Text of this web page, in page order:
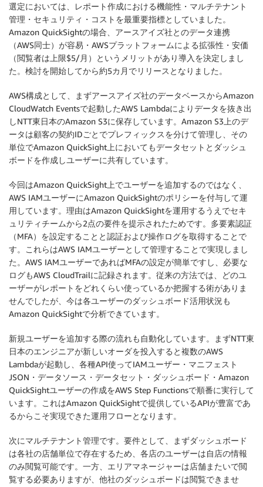
選定においては、レポート作成における機能性・マルチテナント
管理・セキュリティ・コストを最重要指標としていました。
Amazon QuickSightの場合、アースアイズ社とのデータ連携
（AWS同士）が容易・AWSプラットフォームによる拡張性・安価
（閲覧者は上限$5/月）というメリットがあり導入を決定しまし
た。検討を開始してから約5カ月でリリースとなりました。
AWS構成として、まずアースアイズ社のデータベースからAmazon
CloudWatch Eventsで起動したAWS Lambdaによりデータを抜き出
しNTT東日本のAmazon S3に保存しています。Amazon S3上のデ
ータは顧客の契約IDごとでプレフィックスを分けて管理し、その
単位でAmazon QuickSight上においてもデータセットとダッシュ
ボードを作成しユーザーに共有しています。
今回はAmazon QuickSight上でユーザーを追加するのではなく、
AWS IAMユーザーにAmazon QuickSightのポリシーを付与して運
用しています。理由はAmazon QuickSightを運用するうえでセキ
ュリティチームから2点の要件を提示されたためです。多要素認証
（MFA）を設定することと認証および操作ログを取得することで
す。これらはAWS IAMユーザーとして管理することで実現しまし
た。AWS IAMユーザーであればMFAの設定が簡単ですし、必要な
ログもAWS CloudTrailに記録されます。従来の方法では、どのユ
ーザーがレポートをどれくらい使っているか把握する術がありま
せんでしたが、今は各ユーザーのダッシュボード活用状況も
Amazon QuickSightで分析できています。
新規ユーザーを追加する際の流れも自動化しています。まずNTT東
日本のエンジニアが新しいオーダを投入すると複数のAWS
Lambdaが起動し、各種API使ってIAMユーザー・マニフェスト
JSON・データソース・データセット・ダッシュボード・Amazon
QuickSightユーザーの作成をAWS Step Functionsで順番に実行して
います。これはAmazon QuickSightで提供しているAPIが豊富であ
るからこそ実現できた運用フローとなります。
次にマルチテナント管理です。要件として、まずダッシュボード
は各社の店舗単位で存在するため、各店のユーザーは自店の情報
のみ閲覧可能です。一方、エリアマネージャーは店舗またいで閲
覧する必要ありますが、他社のダッシュボードは閲覧できませ